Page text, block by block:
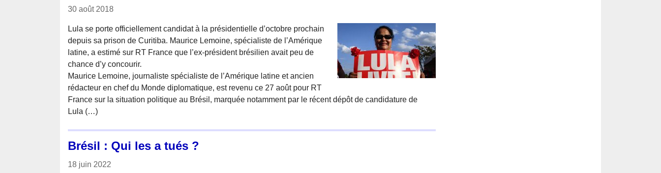
30 août 2018
Lula se porte officiellement candidat à la présidentielle d’octobre prochain
depuis sa prison de Curitiba. Maurice Lemoine, spécialiste de l’Amérique
latine, a estimé sur RT France que l’ex-président brésilien avait peu de
chance d’y concourir.
Maurice Lemoine, journaliste spécialiste de l’Amérique latine et ancien
rédacteur en chef du Monde diplomatique, est revenu ce 27 août pour RT
France sur la situation politique au Brésil, marquée notamment par le récent dépôt de candidature de
Lula (…)
Brésil : Qui les a tués ?
18 juin 2022